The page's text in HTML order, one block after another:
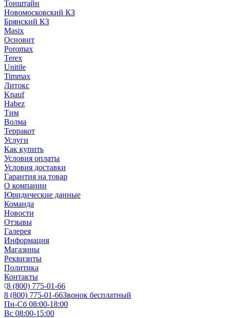
Тонштайн
Новомосковский КЗ
Брянский КЗ
Masix
Основит
Poromax
Terex
Unitile
Timmax
Литокс
Knauf
Habez
Тим
Волма
Терракот
Услуги
Как купить
Условия оплаты
Условия доставки
Гарантия на товар
О компании
Юридические данные
Команда
Новости
Отзывы
Галерея
Информация
Магазины
Реквизиты
Политика
Контакты
8 (800) 775-01-66
8 (800) 775-01-66Звонок бесплатный
Пн-Сб 08:00-18:00
Вс 08:00-15:00